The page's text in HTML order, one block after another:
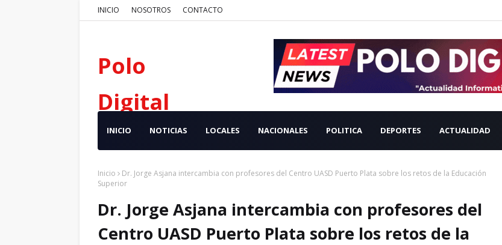
INICIO NOSOTROS CONTACTO
Polo
Digital
INICIO NOTICIAS LOCALES NACIONALES POLITICA DEPORTES ACTUALIDAD
Inicio
Dr. Jorge Asjana intercambia con profesores del Centro UASD Puerto Plata sobre los retos de la Educación
Superior
Dr. Jorge Asjana intercambia con profesores del
Centro UASD Puerto Plata sobre los retos de la